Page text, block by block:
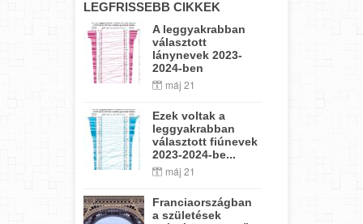
LEGFRISSEBB CIKKEK
A leggyakrabban
választott
lánynevek 2023-
2024-ben
máj 21
Ezek voltak a
leggyakrabban
választott fiúnevek
2023-2024-be...
máj 21
Franciaországban
a születések